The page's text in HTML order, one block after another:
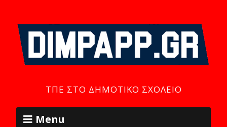
ΤΠΕ ΣΤΟ ΔΗΜΟΤΙΚΌ ΣΧΟΛΕΊΟ
Menu